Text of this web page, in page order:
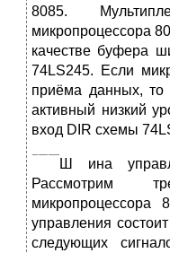
8085.
микропроцессора
качестве буфера
74LS245. Если
приёма данных,
активный низкий
вход DIR схемы
Ш
ина
Рассмотрим
микропроцессора
управления
следующих